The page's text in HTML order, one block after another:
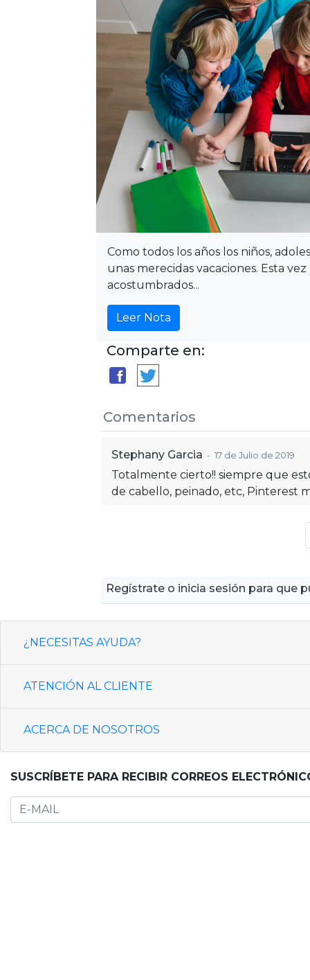
Como todos los años los niños,
unas merecidas vacaciones. Esta
acostumbrados...
Leer Nota
Comparte en:
Comentarios
Stephany Garcia - 17 de Julio de 2019
Totalmente cierto!! siempre que
de cabello, peinado, etc, Pinterest
Regístrate o inicia sesión para que
¿NECESITAS AYUDA?
ATENCIÓN AL CLIENTE
ACERCA DE NOSOTROS
SUSCRÍBETE PARA RECIBIR CORREOS